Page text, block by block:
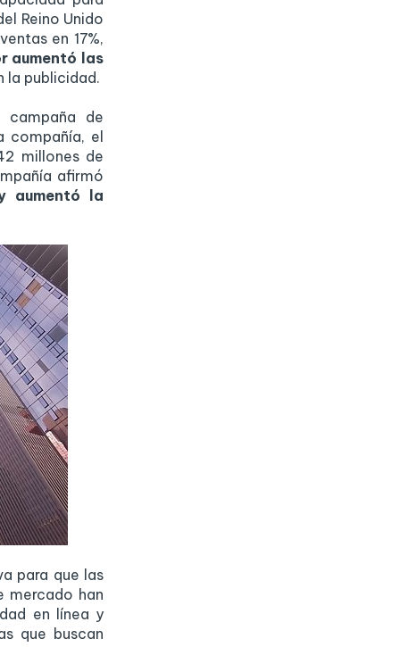
Reino Unido
en 17%,
aumentó las
la publicidad.
campaña de
compañía, el
millones de
afirmó
aumentó la
para que las
mercado han
en línea y
que buscan